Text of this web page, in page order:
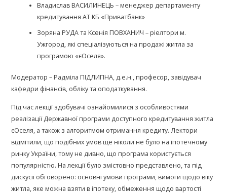
Владислав ВАСИЛИНЕЦЬ – менеджер департаменту
кредитування АТ КБ «Приватбанк»
Зоряна РУДА та Ксенія ПОВХАНИЧ – ріелтори м.
Ужгород, які спеціалізуються на продажі житла за
програмою «єОселя».
Модератор – Радміла ПІДЛИПНА, д.е.н., професор, завідувач
кафедри фінансів, обліку та оподаткування.
Під час лекції здобувачі ознайомилися з особливостями
реалізації Державної програми доступного кредитування житла
єОселя, а також з алгоритмом отримання кредиту. Лектори
відмітили, що подібних умов ще ніколи не було на іпотечному
ринку України, тому не дивно, що програма користується
популярністю. На лекції було змістовно представлено, та під
дискусії обговорено: основні умови програми, вимоги щодо віку
житла, яке можна взяти в іпотеку, обмеження щодо вартості